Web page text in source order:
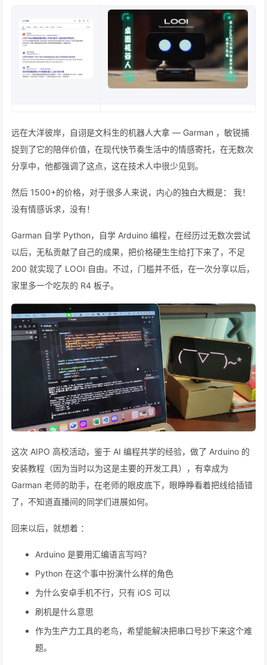
远在大洋彼岸，自诩是文科生的机器人大拿 — Garman ，敏锐捕
捉到了它的陪伴价值，在现代快节奏生活中的情感寄托，在无数次
分享中，他都强调了这点，这在技术人中很少见到。
然后 1500+的价格，对于很多人来说，内心的独白大概是： 我！
没有情感诉求，没有！
Garman 自学 Python，自学 Arduino 编程，在经历过无数次尝试
以后，无私贡献了自己的成果，把价格硬生生给打下来了，不足
200 就实现了 LOOI 自由。不过，门槛并不低，在一次分享以后，
家里多一个吃灰的 R4 板子。
这次 AIPO 高校活动，鉴于 AI 编程共学的经验，做了 Arduino 的
安装教程（因为当时以为这是主要的开发工具），有幸成为
Garman 老师的助手，在老师的眼皮底下，眼睁睁看着把线给插错
了，不知道直播间的同学们进展如何。
回来以后，就想着 ：
Arduino 是要用汇编语言写吗？
Python 在这个事中扮演什么样的角色
为什么安卓手机不行，只有 iOS 可以
刷机是什么意思
作为生产力工具的老鸟，希望能解决把串口号抄下来这个难
题。